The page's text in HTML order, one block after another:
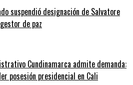
suspendió designación de Salvatore
de paz
Cundinamarca admite demanda:
posesión presidencial en Cali